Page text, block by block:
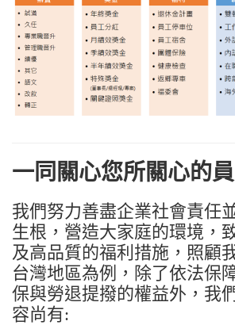
一同關心您所關心的
我們努力善盡企業社會責任
生根，營造大家庭的環境，
及高品質的福利措施，照顧
台灣地區為例，除了依法保
保與勞退提撥的權益外，我
容尚有: